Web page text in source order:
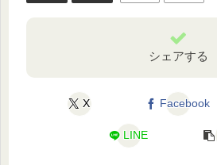
シェアする
X Facebook
LINE